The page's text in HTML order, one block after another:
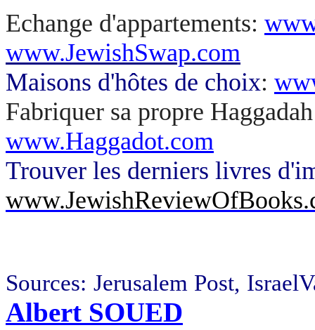
Echange d'appartements:
www.JewishSwap.com
Maisons d'hôtes de choix:
Fabriquer sa propre
www.Haggadot.com
Trouver les derniers livres
Sources: Jerusalem Post,
Albert SOUED